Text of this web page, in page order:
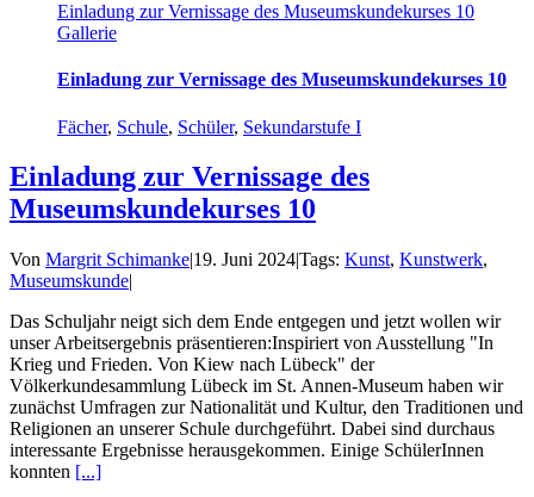
Einladung zur Vernissage des Museumskundekurses 10
Gallerie
Einladung zur Vernissage des Museumskundekurses 10
Fächer, Schule, Schüler, Sekundarstufe I
Einladung zur Vernissage des
Museumskundekurses 10
Von Margrit Schimanke|19. Juni 2024|Tags: Kunst, Kunstwerk,
Museumskunde|
Das Schuljahr neigt sich dem Ende entgegen und jetzt wollen wir
unser Arbeitsergebnis präsentieren:Inspiriert von Ausstellung "In
Krieg und Frieden. Von Kiew nach Lübeck" der
Völkerkundesammlung Lübeck im St. Annen-Museum haben wir
zunächst Umfragen zur Nationalität und Kultur, den Traditionen und
Religionen an unserer Schule durchgeführt. Dabei sind durchaus
interessante Ergebnisse herausgekommen. Einige SchülerInnen
konnten [...]